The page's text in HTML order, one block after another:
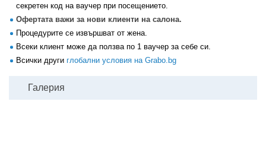
секретен код на ваучер при посещението.
Офертата важи за нови клиенти на салона.
Процедурите се извършват от жена.
Всеки клиент може да ползва по 1 ваучер за себе си.
Всички други глобални условия на Grabo.bg
Галерия